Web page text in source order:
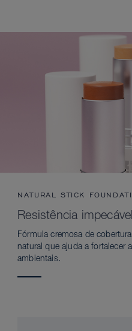
NATURAL STICK
Resistência impecável
Fórmula cremosa de
natural que ajuda a fortalecer
ambientais.